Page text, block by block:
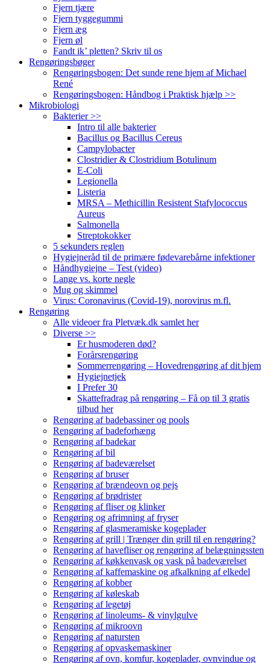
Fjern tjære
Fjern tyggegummi
Fjern æg
Fjern øl
Fandt ik’ pletten? Skriv til os
Rengøringsbøger
Rengøringsbogen: Det sunde rene hjem af Michael
René
Rengøringsbogen: Håndbog i Praktisk hjælp >>
Mikrobiologi
Bakterier >>
Intro til alle bakterier
Bacillus og Bacillus Cereus
Campylobacter
Clostridier & Clostridium Botulinum
E-Coli
Legionella
Listeria
MRSA – Methicillin Resistent Stafylococcus
Aureus
Salmonella
Streptokokker
5 sekunders reglen
Hygiejneråd til de primære fødevarebårne infektioner
Håndhygiejne – Test (video)
Lange vs. korte negle
Mug og skimmel
Virus: Coronavirus (Covid-19), norovirus m.fl.
Rengøring
Alle videoer fra Pletvæk.dk samlet her
Diverse >>
Er husmoderen død?
Forårsrengøring
Sommerrengøring – Hovedrengøring af dit hjem
Hygiejnetjek
I Prefer 30
Skattefradrag på rengøring – Få op til 3 gratis
tilbud her
Rengøring af badebassiner og pools
Rengøring af badeforhæng
Rengøring af badekar
Rengøring af bil
Rengøring af badeværelset
Rengøring af bruser
Rengøring af brændeovn og pejs
Rengøring af brødrister
Rengøring af fliser og klinker
Rengøring og afrimning af fryser
Rengøring af glasmeramiske kogeplader
Rengøring af grill | Trænger din grill til en rengøring?
Rengøring af havefliser og rengøring af belægningssten
Rengøring af køkkenvask og vask på badeværelset
Rengøring af kaffemaskine og afkalkning af elkedel
Rengøring af kobber
Rengøring af køleskab
Rengøring af legetøj
Rengøring af linoleums- & vinylgulve
Rengøring af mikroovn
Rengøring af natursten
Rengøring af opvaskemaskiner
Rengøring af ovn, komfur, kogeplader, ovnvindue og